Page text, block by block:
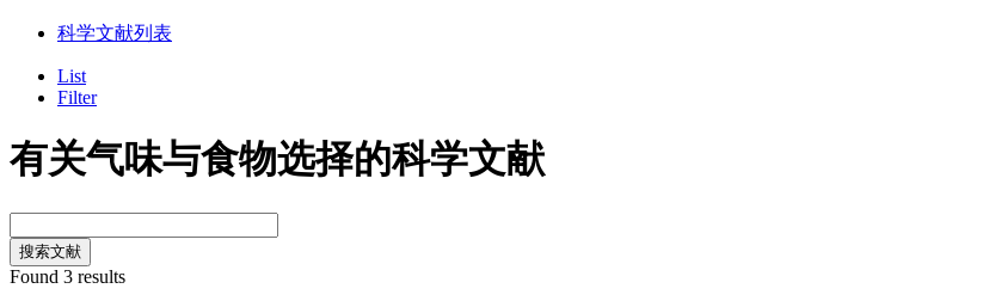
科学文献列表
List
Filter
有关气味与食物选择的科学文献
Found 3 results